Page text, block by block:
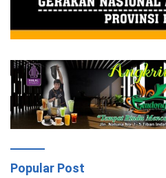
Popular Post